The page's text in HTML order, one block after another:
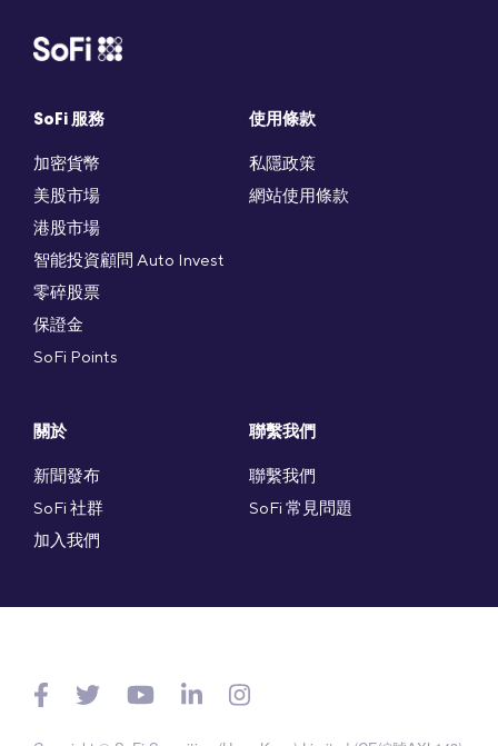
SoFi 服務
加密貨幣
美股市場
港股市場
智能投資顧問 Auto Invest
零碎股票
保證金
SoFi Points
使用條款
私隱政策
網站使用條款
關於
新聞發布
SoFi 社群
加入我們
聯繫我們
聯繫我們
SoFi 常見問題